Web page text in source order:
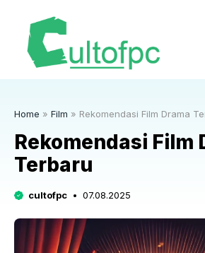
Home » Film » Rekomendasi Film Drama
Rekomendasi Film
Terbaru
cultofpc 07.08.2025